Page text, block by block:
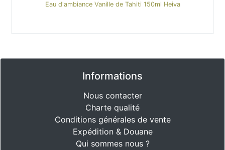
Eau d'ambiance Vanille de Tahiti 150ml Heiva
Informations
Nous contacter
Charte qualité
Conditions générales de vente
Expédition & Douane
Qui sommes nous ?